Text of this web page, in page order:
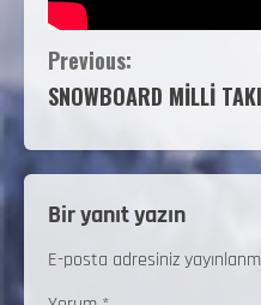
Previous:
SNOWBOARD MİLLİ
Bir yanıt yazın
E-posta adresiniz